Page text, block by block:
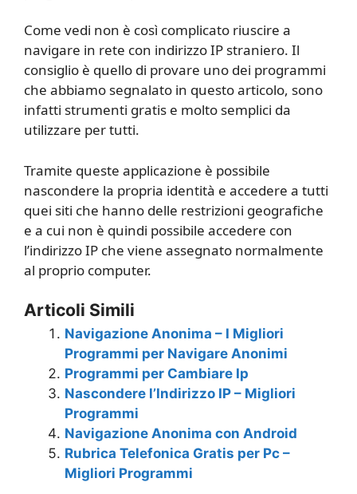
Come vedi non è così complicato riuscire a
navigare in rete con indirizzo IP straniero. Il
consiglio è quello di provare uno dei programmi
che abbiamo segnalato in questo articolo, sono
infatti strumenti gratis e molto semplici da
utilizzare per tutti.
Tramite queste applicazione è possibile
nascondere la propria identità e accedere a tutti
quei siti che hanno delle restrizioni geografiche
e a cui non è quindi possibile accedere con
l’indirizzo IP che viene assegnato normalmente
al proprio computer.
Articoli Simili
Navigazione Anonima – I Migliori
Programmi per Navigare Anonimi
Programmi per Cambiare Ip
Nascondere l’Indirizzo IP – Migliori
Programmi
Navigazione Anonima con Android
Rubrica Telefonica Gratis per Pc –
Migliori Programmi